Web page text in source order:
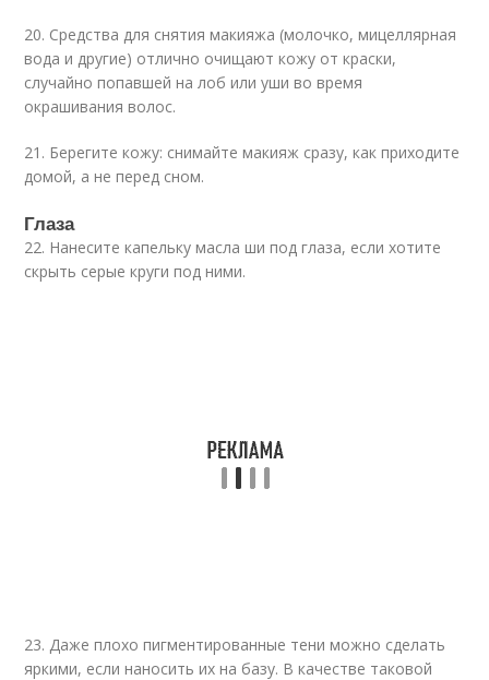
20. Средства для снятия макияжа (молочко, мицеллярная
вода и другие) отлично очищают кожу от краски,
случайно попавшей на лоб или уши во время
окрашивания волос.
21. Берегите кожу: снимайте макияж сразу, как приходите
домой, а не перед сном.
Глаза
22. Нанесите капельку масла ши под глаза, если хотите
скрыть серые круги под ними.
23. Даже плохо пигментированные тени можно сделать
яркими, если наносить их на базу. В качестве таковой